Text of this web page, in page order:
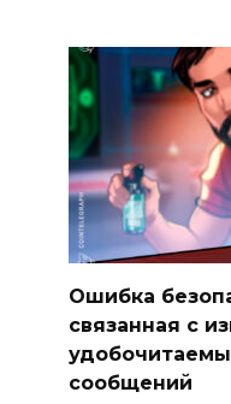
Ошибка
связанная с
сообщений